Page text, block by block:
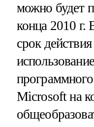
можно будет
конца 2010 г.
срок
Microsoft на